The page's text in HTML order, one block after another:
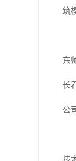
筑
东
长
公
技